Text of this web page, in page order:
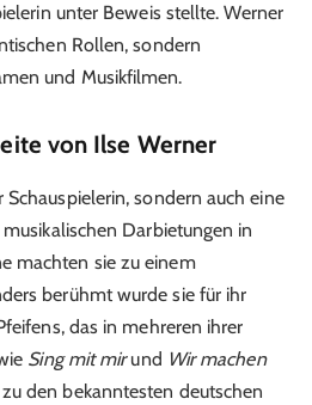
unter Beweis stellte. Werner
Rollen, sondern
und Musikfilmen.
von Ilse Werner
sondern auch eine
Darbietungen in
machten sie zu einem
berühmt wurde sie für ihr
das in mehreren ihrer
Sing mit mirund Wir machen
den bekanntesten deutschen